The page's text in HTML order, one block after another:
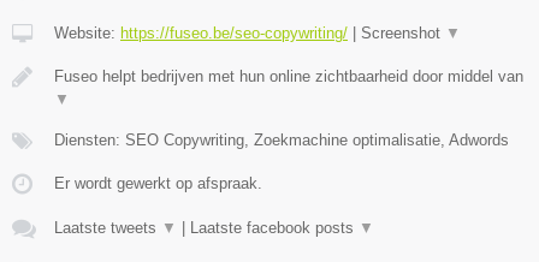
Website: https://fuseo.be/seo-copywriting/ Screenshot ▼
Fuseo helpt bedrijven met hun online zichtbaarheid door middel van
▼
Diensten: SEO Copywriting, Zoekmachine optimalisatie, Adwords
Er wordt gewerkt op afspraak.
Laatste tweets ▼ Laatste facebook posts ▼